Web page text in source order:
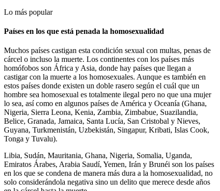
Lo más popular
Países en los que está penada la homosexualidad
Muchos países castigan esta condición sexual con multas, penas de
cárcel o incluso la muerte. Los continentes con los países más
homófobos son África y Asia, donde hay países que llegan a
castigar con la muerte a los homosexuales. Aunque es también en
estos países donde existen un doble rasero según el cuál que un
hombre sea homosexual es totalmente ilegal pero no que una mujer
lo sea, así como en algunos países de América y Oceanía (Ghana,
Nigeria, Sierra Leona, Kenia, Zambia, Zimbabue, Suazilandia,
Belice, Granada, Jamaica, Santa Lucía, San Cristobal y Nieves,
Guyana, Turkmenistán, Uzbekistán, Singapur, Kribati, Islas Cook,
Tonga y Tuvalu).
Libia, Sudán, Mauritania, Ghana, Nigeria, Somalia, Uganda,
Emiratos Árabes, Arabia Saudí, Yemen, Irán y Brunéi son los países
en los que se condena de manera más dura a la homosexualidad, no
solo considerándola negativa sino un delito que merece desde años